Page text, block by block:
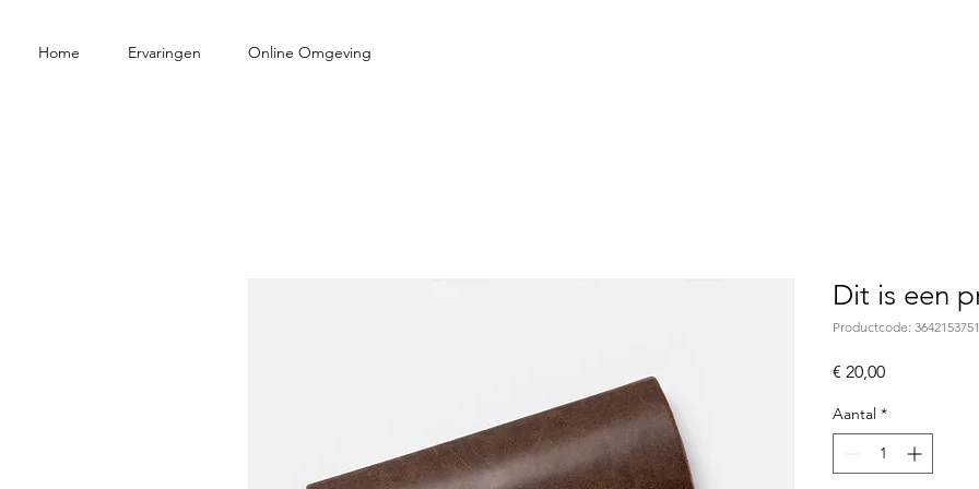
Home Ervaringen Online Omgeving
Dit is een
Productcode:
€ 20,00Prijs
Aantal *